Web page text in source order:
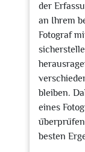
der
an Ihrem
Fotograf
bleiben.
eines
besten